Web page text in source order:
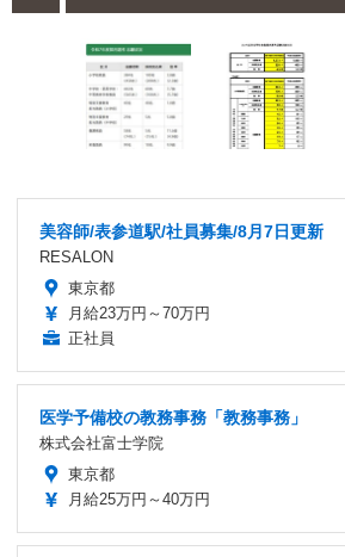
美容師/表参道駅/社員募集/8月7日更新
RESALON
東京都
月給23万円～70万円
正社員
医学予備校の教務事務「教務事務」
株式会社富士学院
東京都
月給25万円～40万円